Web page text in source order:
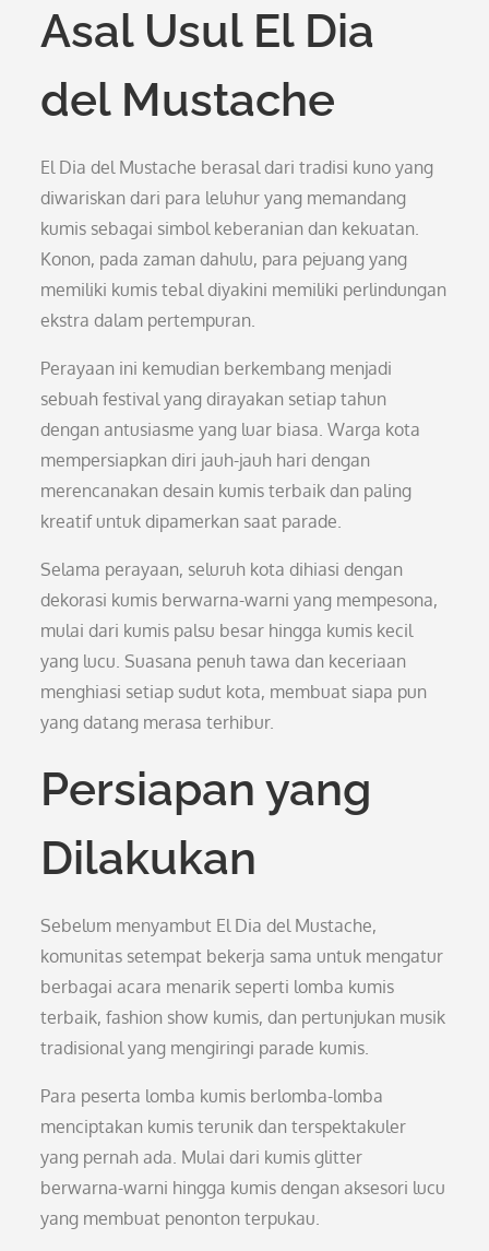
Asal Usul El Dia
del Mustache
El Dia del Mustache berasal dari tradisi kuno yang
diwariskan dari para leluhur yang memandang
kumis sebagai simbol keberanian dan kekuatan.
Konon, pada zaman dahulu, para pejuang yang
memiliki kumis tebal diyakini memiliki perlindungan
ekstra dalam pertempuran.
Perayaan ini kemudian berkembang menjadi
sebuah festival yang dirayakan setiap tahun
dengan antusiasme yang luar biasa. Warga kota
mempersiapkan diri jauh-jauh hari dengan
merencanakan desain kumis terbaik dan paling
kreatif untuk dipamerkan saat parade.
Selama perayaan, seluruh kota dihiasi dengan
dekorasi kumis berwarna-warni yang mempesona,
mulai dari kumis palsu besar hingga kumis kecil
yang lucu. Suasana penuh tawa dan keceriaan
menghiasi setiap sudut kota, membuat siapa pun
yang datang merasa terhibur.
Persiapan yang
Dilakukan
Sebelum menyambut El Dia del Mustache,
komunitas setempat bekerja sama untuk mengatur
berbagai acara menarik seperti lomba kumis
terbaik, fashion show kumis, dan pertunjukan musik
tradisional yang mengiringi parade kumis.
Para peserta lomba kumis berlomba-lomba
menciptakan kumis terunik dan terspektakuler
yang pernah ada. Mulai dari kumis glitter
berwarna-warni hingga kumis dengan aksesori lucu
yang membuat penonton terpukau.